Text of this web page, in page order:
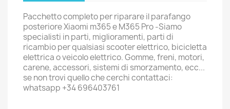
Pacchetto completo per riparare il parafango
posteriore Xiaomi m365 e M365 Pro -Siamo
specialisti in parti, miglioramenti, parti di
ricambio per qualsiasi scooter elettrico, bicicletta
elettrica o veicolo elettrico. Gomme, freni, motori,
carene, accessori, sistemi di smorzamento, ecc...
se non trovi quello che cerchi contattaci:
whatsapp +34 696403761